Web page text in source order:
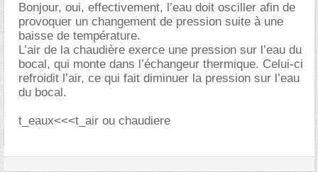
Bonjour, oui, effectivement, l’eau doit osciller afin de
provoquer un changement de pression suite à une
baisse de température.
L’air de la chaudière exerce une pression sur l’eau du
bocal, qui monte dans l’échangeur thermique. Celui-ci
refroidit l’air, ce qui fait diminuer la pression sur l’eau
du bocal.
t_eaux<<<t_air ou chaudiere